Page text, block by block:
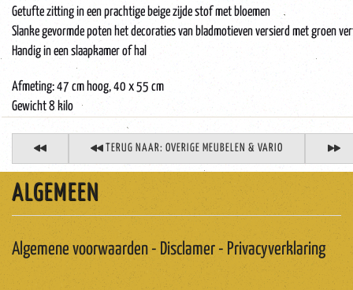
Getufte zitting in een prachtige beige zijde stof met bloemen
Slanke gevormde poten het decoraties van bladmotieven versierd met groen
Handig in een slaapkamer of hal
Afmeting: 47 cm hoog, 40 x 55 cm
Gewicht 8 kilo
TERUG NAAR: OVERIGE MEUBELEN & VARIO
ALGEMEEN
Algemene voorwaarden - Disclamer - Privacyverklaring